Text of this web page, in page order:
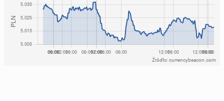
Źródło: currencybeacon.com